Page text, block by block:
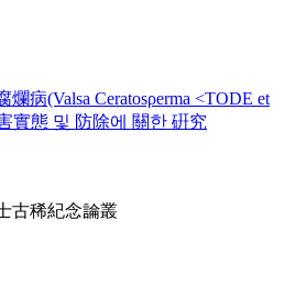
病(Valsa Ceratosρerma <TODE et
實態 및 防除에 關한 硏究
古稀紀念論叢